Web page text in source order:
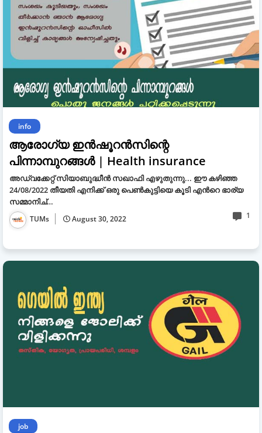
info
ആരോഗ്യ ഇൻഷൂറൻസിന്റെ
പിന്നാമ്പുറങ്ങൾ | Health insurance
അഡ്വക്കേറ്റ് സിയാബുദ്ധീൻ സഖാഫി എഴുതുന്നു... ഈ കഴിഞ്ഞ
24/08/2022 തീയതി എനിക്ക് ഒരു പെൺകുട്ടിയെ കൂടി എൻറെ ഭാര്യ
സമ്മാനിച്…
TUMs August 30, 2022 1
job